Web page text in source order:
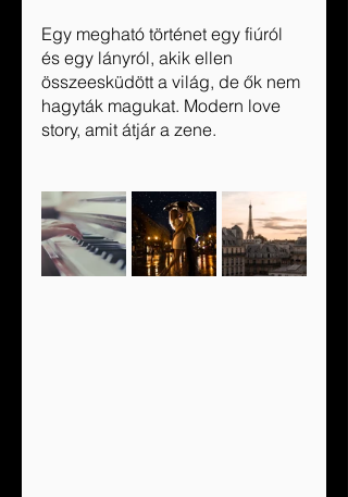
Egy megható történet egy fiúról
és egy lányról, akik ellen
összeesküdött a világ, de ők nem
hagyták magukat. Modern love
story, amit átjár a zene.